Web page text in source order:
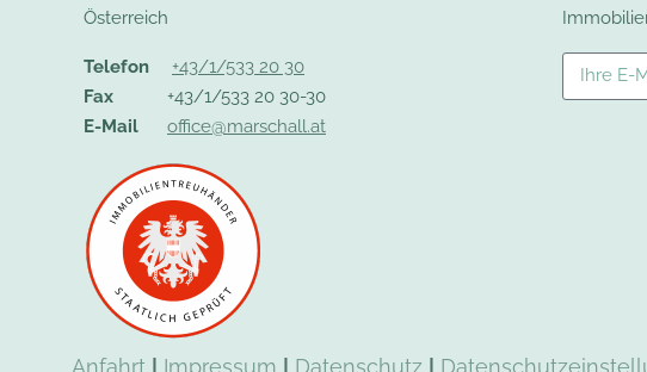
Österreich
Telefon
+43/1/533 20 30
Fax
+43/1/533 20 30-30
E-Mail
office@marschall.at
Anfahrt | Impressum | Datenschutz |